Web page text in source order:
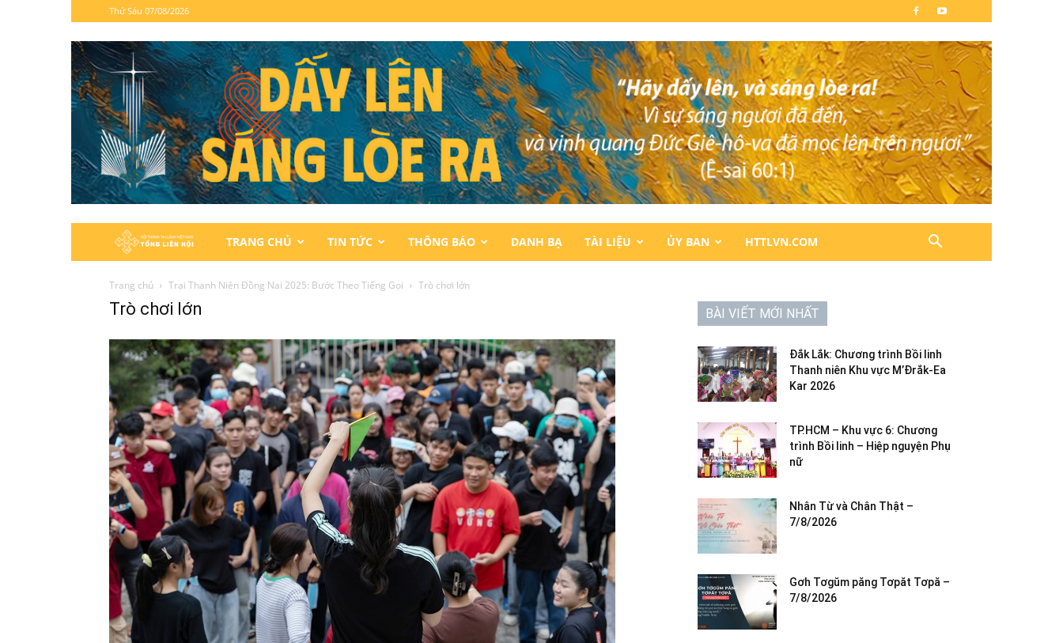
Thứ Sáu 07/08/2026
Hội
Thánh
Lành
Việt
Nam
TRANG CHỦ TIN TỨC THÔNG BÁO DANH BẠ TÀI LIỆU ỦY BAN HTTLVN.COM
Trang chủ Trại Thanh Niên Đồng Nai 2025: Bước Theo Tiếng Gọi Trò chơi lớn
Trò chơi lớn BÀI VIẾT MỚI NHẤT
Đắk Lắk: Chương trình Bồi linh
Thanh niên Khu vực M’Đrắk-Ea
Kar 2026
TP.HCM – Khu vực 6: Chương
trình Bồi linh – Hiệp nguyện Phụ
nữ
Nhân Từ và Chân Thật –
7/8/2026
Gơh Tơgŭm păng Tơpăt Tơpă –
7/8/2026